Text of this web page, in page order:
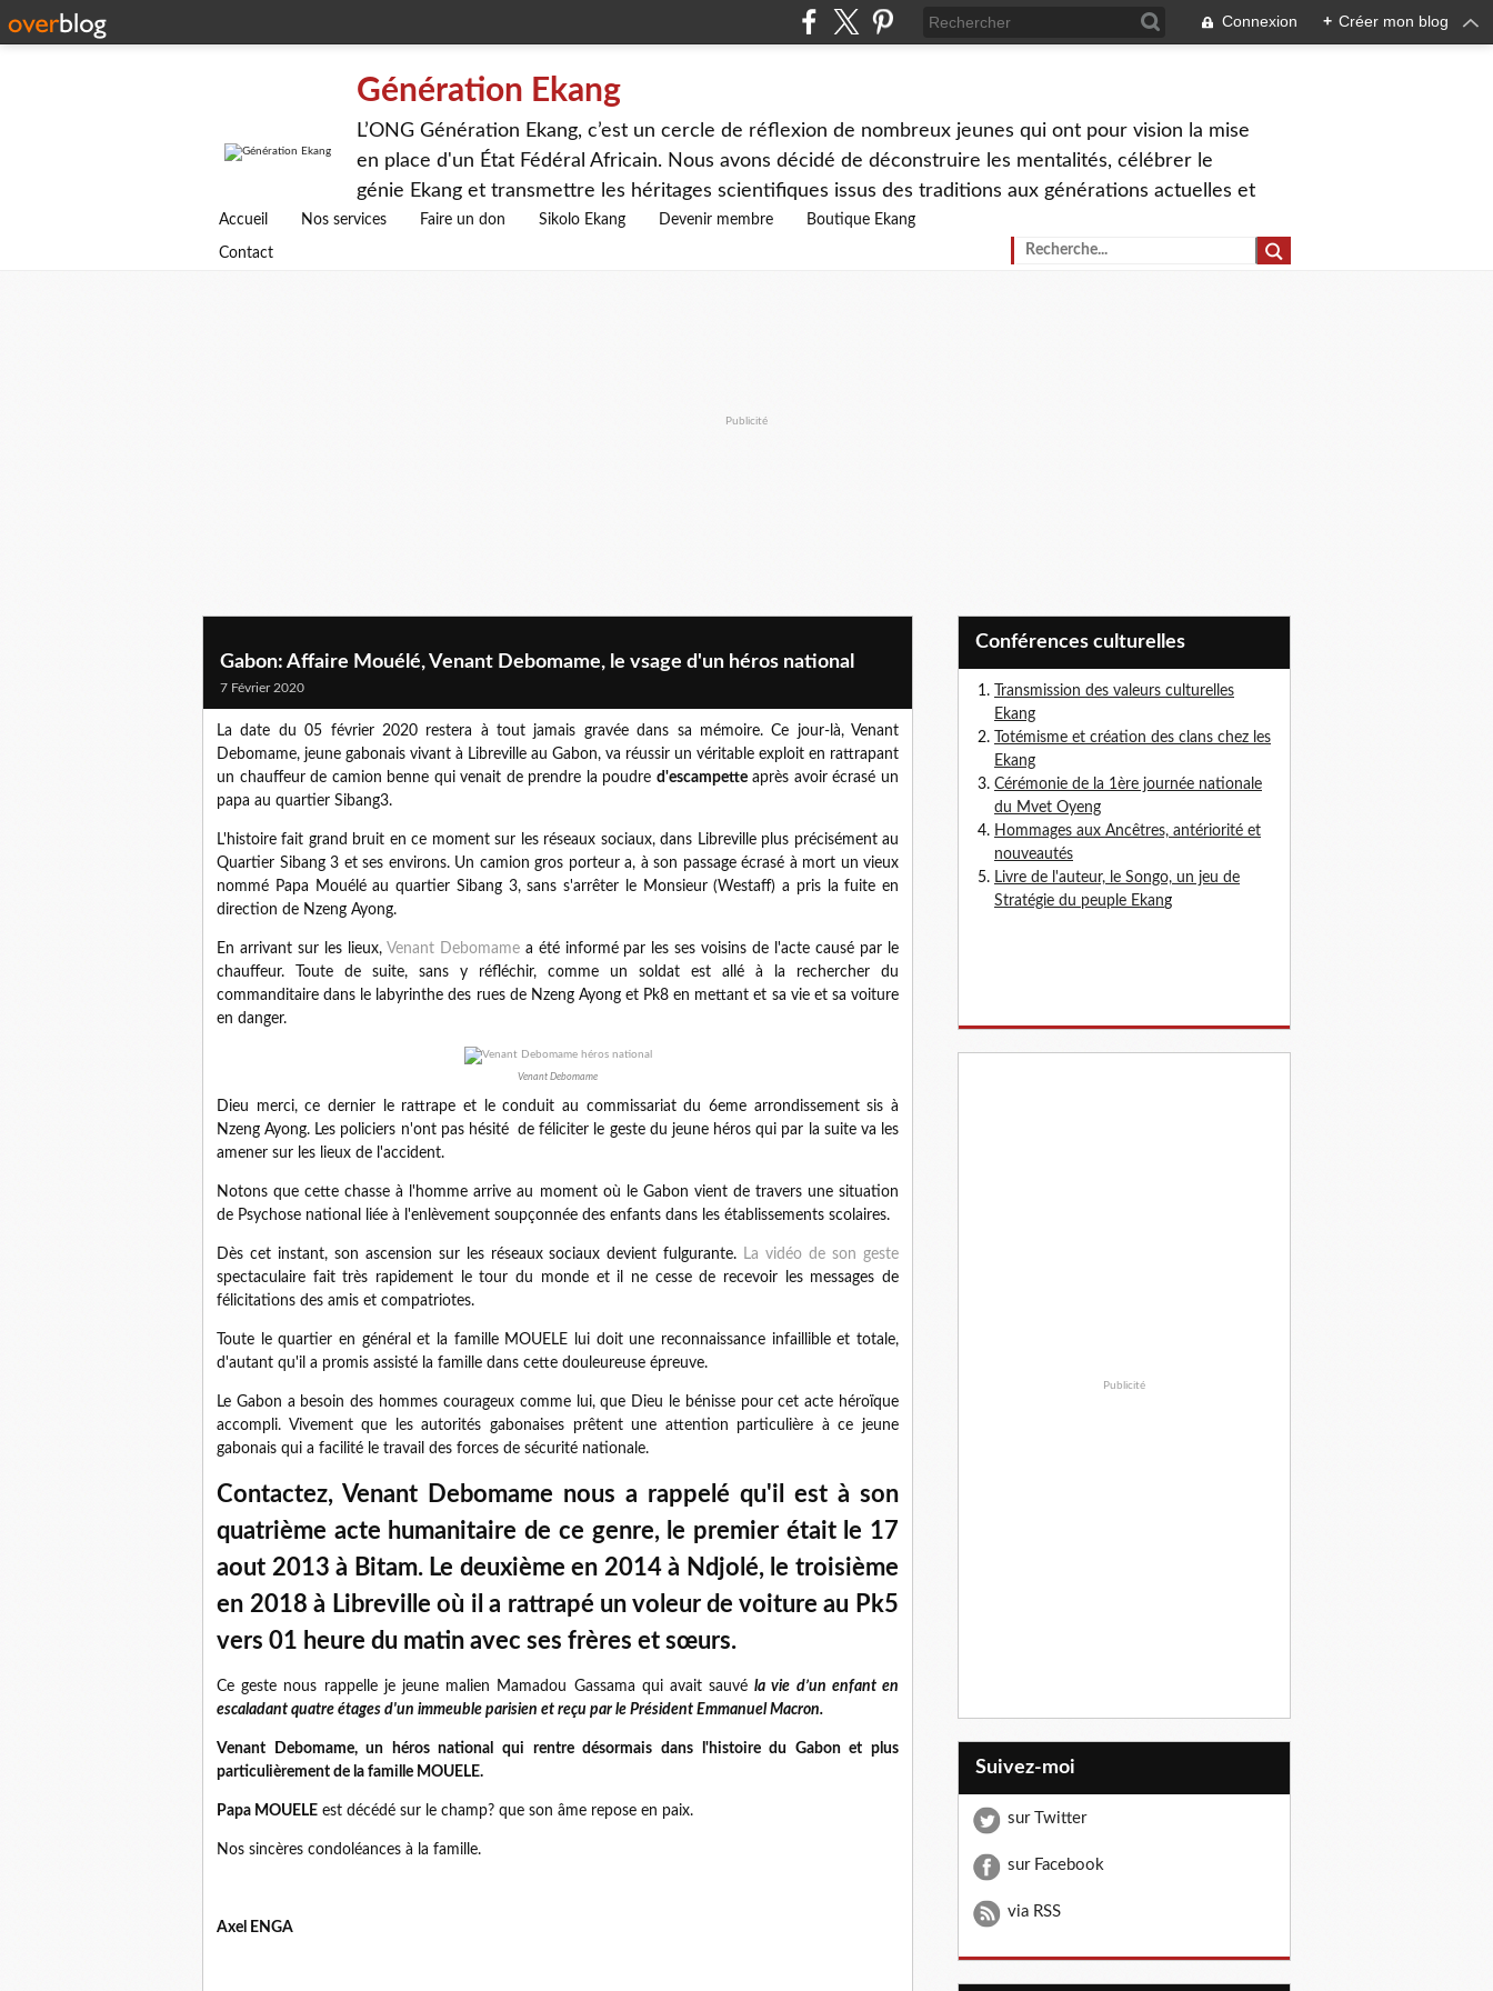
Connexion + Créer mon blog
Génération Ekang
L’ONG Génération Ekang, c’est un cercle de réflexion de nombreux jeunes qui ont pour vision la mise
en place d'un État Fédéral Africain. Nous avons décidé de déconstruire les mentalités, célébrer le
génie Ekang et transmettre les héritages scientifiques issus des traditions aux générations actuelles et
avenirs.
Accueil Nos services Faire un don Sikolo Ekang Devenir membre Boutique Ekang
Contact
Publicité
Gabon: Affaire Mouélé, Venant Debomame, le vsage d'un héros national
7 Février 2020
La date du 05 février 2020 restera à tout jamais gravée dans sa mémoire. Ce jour-là, Venant
Debomame, jeune gabonais vivant à Libreville au Gabon, va réussir un véritable exploit en rattrapant
un chauffeur de camion benne qui venait de prendre la poudre d'escampetteaprès avoir écrasé un
papa au quartier Sibang3.
L'histoire fait grand bruit en ce moment sur les réseaux sociaux, dans Libreville plus précisément au
Quartier Sibang 3 et ses environs. Un camion gros porteur a, à son passage écrasé à mort un vieux
nommé Papa Mouélé au quartier Sibang 3, sans s'arrêter le Monsieur (Westaff) a pris la fuite en
direction de Nzeng Ayong.
En arrivant sur les lieux, Venant Debomamea été informé par les ses voisins de l'acte causé par le
chauffeur. Toute de suite, sans y réfléchir, comme un soldat est allé à la rechercher du
commanditaire dans le labyrinthe des rues de Nzeng Ayong et Pk8 en mettant et sa vie et sa voiture
en danger.
Venant Debomame
Dieu merci, ce dernier le rattrape et le conduit au commissariat du 6eme arrondissement sis à
Nzeng Ayong. Les policiers n'ont pas hésité de féliciter le geste du jeune héros qui par la suite va les
amener sur les lieux de l'accident.
Notons que cette chasse à l'homme arrive au moment où le Gabon vient de travers une situation
de Psychose national liée à l'enlèvement soupçonnée des enfants dans les établissements scolaires.
Dès cet instant, son ascension sur les réseaux sociaux devient fulgurante. La vidéo de son geste
spectaculaire fait très rapidement le tour du monde et il ne cesse de recevoir les messages de
félicitations des amis et compatriotes.
Toute le quartier en général et la famille MOUELE lui doit une reconnaissance infaillible et totale,
d'autant qu'il a promis assisté la famille dans cette douleureuse épreuve.
Le Gabon a besoin des hommes courageux comme lui, que Dieu le bénisse pour cet acte héroïque
accompli. Vivement que les autorités gabonaises prêtent une attention particulière à ce jeune
gabonais qui a facilité le travail des forces de sécurité nationale.
Contactez, Venant Debomame nous a rappelé qu'il est à son
quatrième acte humanitaire de ce genre, le premier était le 17
aout 2013 à Bitam. Le deuxième en 2014 à Ndjolé, le troisième
en 2018 à Libreville où il a rattrapé un voleur de voiture au Pk5
vers 01 heure du matin avec ses frères et sœurs.
Ce geste nous rappelle je jeune malien Mamadou Gassama qui avait sauvéla vie d’un enfant en
escaladant quatre étages d'un immeuble parisien et reçu par le Président Emmanuel Macron.
Venant Debomame, un héros national qui rentre désormais dans l'histoire du Gabon et plus
particulièrement de la famille MOUELE.
Papa MOUELE est décédé sur le champ? que son âme repose en paix.
Nos sincères condoléances à la famille.
Axel ENGA
Conférences culturelles
Transmission des valeurs culturelles
Ekang
Totémisme et création des clans chez les
Ekang
Cérémonie de la 1ère journée nationale
du Mvet Oyeng
Hommages aux Ancêtres, antériorité et
nouveautés
Livre de l'auteur, le Songo, un jeu de
Stratégie du peuple Ekang
Publicité
Suivez-moi
sur Twitter
sur Facebook
via RSS